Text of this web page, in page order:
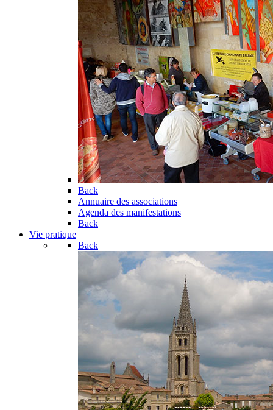
Back
Annuaire des associations
Agenda des manifestations
Back
Vie pratique
Back